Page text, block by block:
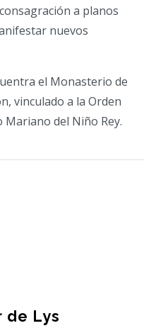
a planos
nuevos
el Monasterio de
vinculado a la Orden
Mariano del Niño Rey.
de Lys